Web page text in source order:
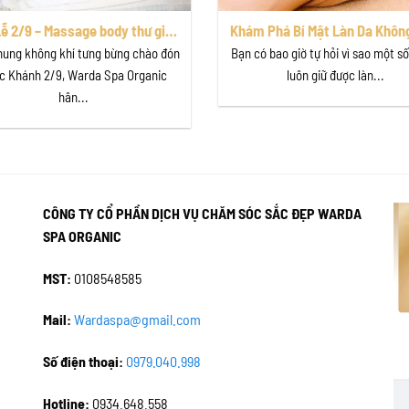
2/9 – Massage body thư giãn
đãi “Độc Quyền” tại Warda
Spa Organic!
không khí tưng bừng chào đón
Khánh 2/9, Warda Spa Organic
hân...
Khám Phá Bí Mật Làn Da
với Liệu Trình Chăm Sóc Da
Chuyên Sâu tại Warda Spa
Bạn có bao giờ tự hỏi vì sao một
luôn giữ được làn...
CÔNG TY CỔ PHẦN DỊCH VỤ CHĂM SÓC SẮC ĐẸP WARDA
SPA ORGANIC
MST: 0108548585
Mail:Wardaspa@gmail.com
Số điện thoại: 0979.040.998
Hotline: 0934.648.558